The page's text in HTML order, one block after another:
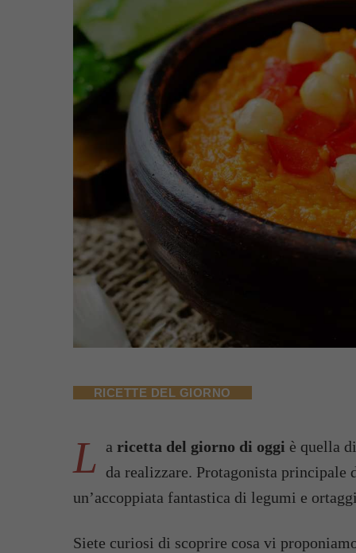
RICETTE DEL GIORNO
L a ricetta del giorno di oggi è quella
da realizzare. Protagonista principale
un’accoppiata fantastica di legumi e
Siete curiosi di scoprire cosa vi